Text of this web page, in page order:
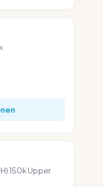
150k Upper